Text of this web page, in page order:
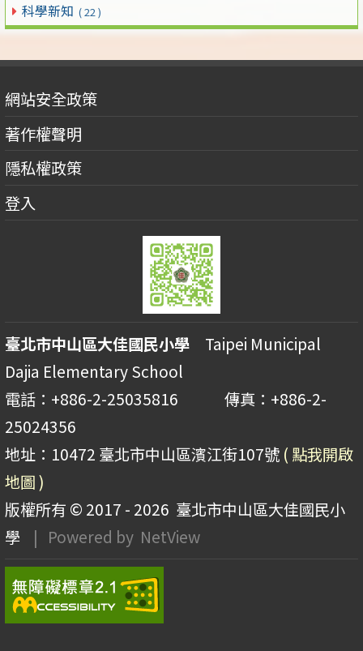
科學新知 ( 22 )
網站安全政策
著作權聲明
隱私權政策
登入
臺北市中山區大佳國民小學 Taipei Municipal
Dajia Elementary School
電話：+886-2-25035816 傳真：+886-2-
25024356
地址：10472 臺北市中山區濱江街107號 ( 點我開啟
地圖 )
版權所有 © 2017 - 2026 臺北市中山區大佳國民小
學
| Powered by NetView